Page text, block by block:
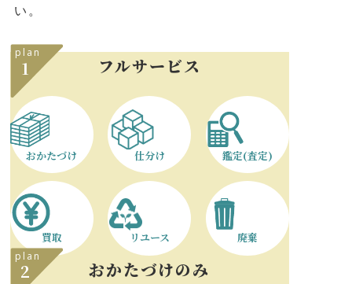
い。
plan
1 フルサービス
おかたづけ 仕分け 鑑定(査定)
買取 リユース 廃棄
plan
2 おかたづけのみ